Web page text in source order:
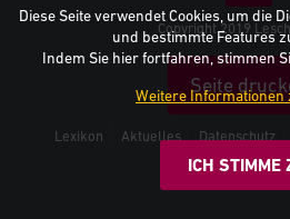
Copyright 2019
Seite
Lexikon Aktuelles Datenschutz
AGB
Diese Seite verwendet Cookies, um die
und bestimmte Features
Indem Sie hier fortfahren, stimmen
Weitere Informationen
ICH STIMME